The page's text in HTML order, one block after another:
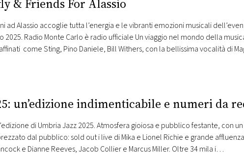
& Friends For Alassio
ad Alassio accoglie tutta l’energia e le vibranti emozioni musicali
2025. Radio Monte Carlo è radio ufficiale Un viaggio nel mondo della
come Sting, Pino Daniele, Bill Withers, con la bellissima vocalità di
un’edizione indimenticabile e numeri da
di Umbria Jazz 2025. Atmosfera gioiosa e pubblico festante, con
dal pubblico: sold out i live di Mika e Lionel Richie e grande
e Dianne Reeves, Jacob Collier e Marcus Miller. Oltre 34 mila i…